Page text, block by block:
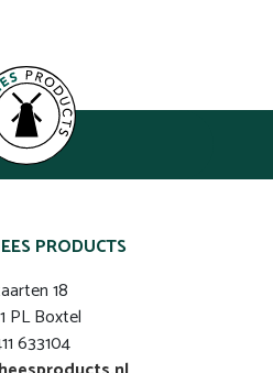
PRODUCTS
18
PL Boxtel
633104